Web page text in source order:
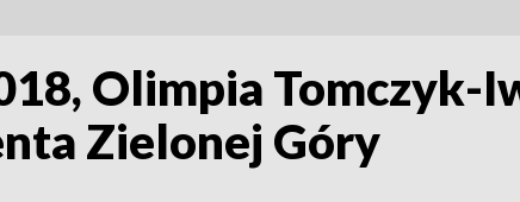
Olimpia Tomczyk-
Zielonej Góry